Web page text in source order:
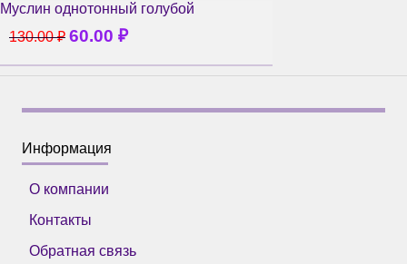
Муслин однотонный голубой
130.00₽ 60.00 ₽
Информация
О компании
Контакты
Обратная связь